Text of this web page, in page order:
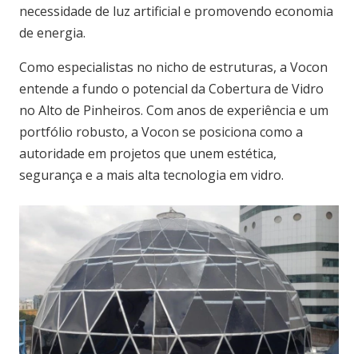
necessidade de luz artificial e promovendo economia
de energia.
Como especialistas no nicho de estruturas, a Vocon
entende a fundo o potencial da Cobertura de Vidro
no Alto de Pinheiros. Com anos de experiência e um
portfólio robusto, a Vocon se posiciona como a
autoridade em projetos que unem estética,
segurança e a mais alta tecnologia em vidro.